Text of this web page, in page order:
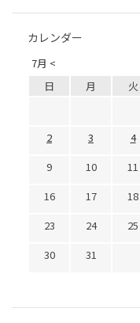
カレンダー
7月 <
日 月 火
2
3 4
9
10 11
16
17 18
23
24 25
30
31